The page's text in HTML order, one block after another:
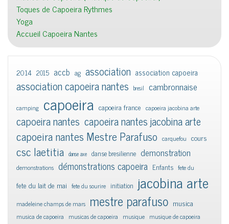
Toques de Capoeira Rythmes
Yoga
Accueil Capoeira Nantes
2014 2015 accb ag association association capoeira
association capoeira nantes bresil cambronnaise
camping capoeira capoeira france capoeira jacobina arte
capoeira nantes capoeira nantes jacobina arte
capoeira nantes Mestre Parafuso carquefou cours
csc laetitia danse axe danse bresilienne demonstration
demonstrations démonstrations capoeira Enfants fete du
fete du lait de mai fete du sourire initiation jacobina arte
madeleine champs de mars mestre parafuso musica
musica de capoeira musicas de capoeira musique musique de capoeira